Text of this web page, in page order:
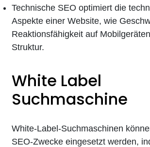
Technische SEO optimiert die
Aspekte einer Website, wie
Reaktionsfähigkeit auf
Struktur.
White Label
Suchmaschine
White-Label-Suchmaschinen
SEO-Zwecke eingesetzt werden,